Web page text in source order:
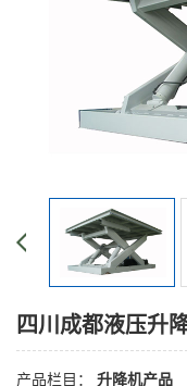
四川成都​液压升
产品栏目： 升降机产品